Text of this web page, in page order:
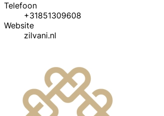
Telefoon
+31851309608
Website
zilvani.nl